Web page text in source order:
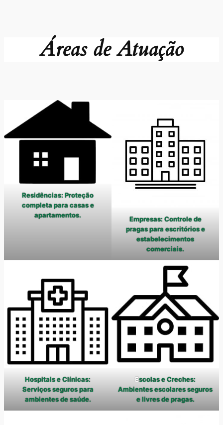
Áreas de Atuação
Residências: Proteção
completa para casas e
apartamentos.
Empresas: Controle de
pragas para escritórios e
estabelecimentos
comerciais.
Hospitais e Clínicas:
Serviços seguros para
ambientes de saúde.
Escolas e Creches:
Ambientes escolares seguros
e livres de pragas.